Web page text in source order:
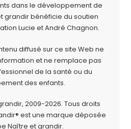
dans le développement de
grandir bénéficie du soutien
Lucie et André Chagnon.
diffusé sur ce site Web ne
et ne remplace pas
de la santé ou du
des enfants.
2009-2026. Tous droits
est une marque déposée
Naître et grandir.